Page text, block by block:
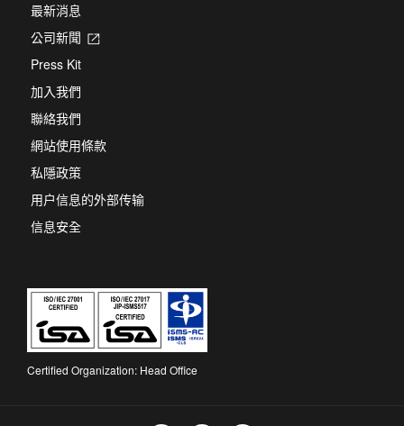
最新消息
公司新聞
Opens
Press Kit
加入我們
聯絡我們
網站使用條款
私隱政策
用户信息的外部传输
信息安全
Certified Organization: Head Office